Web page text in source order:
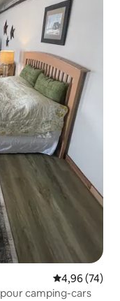
Évaluation
4,96 (74)
camping-cars